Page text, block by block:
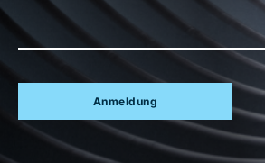
Anmeldung